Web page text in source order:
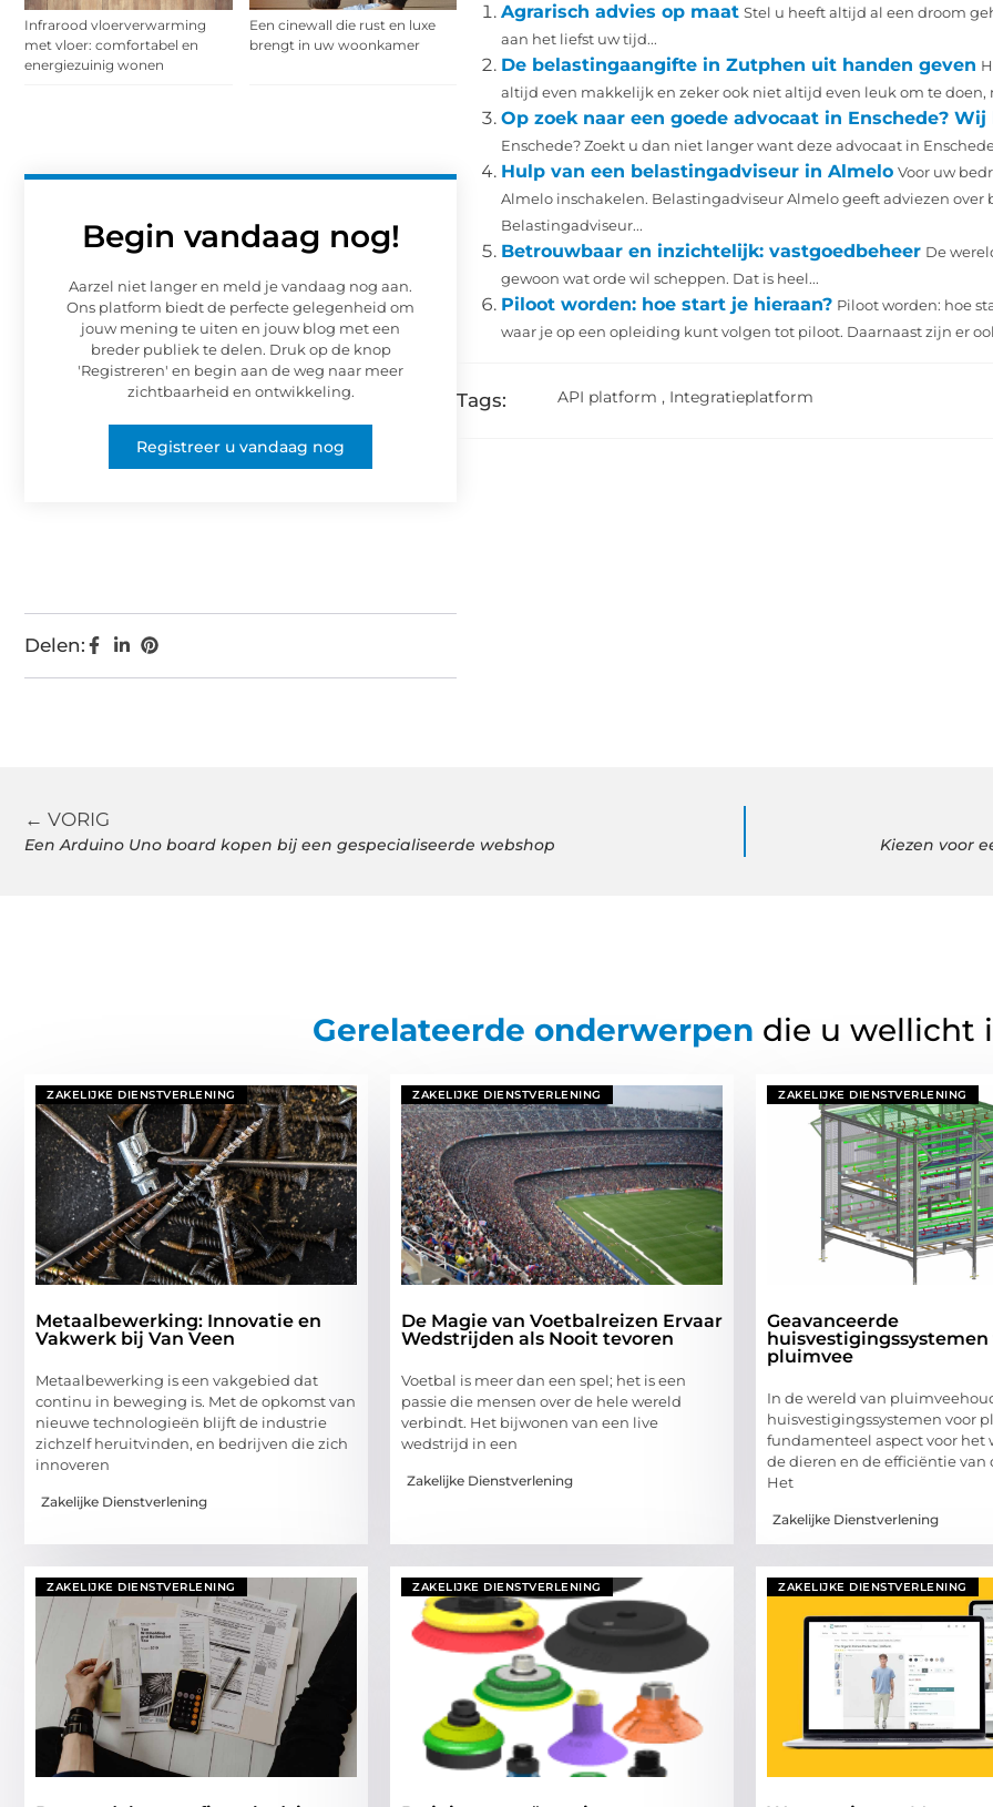
Infrarood vloerverwarming
met vloer: comfortabel en
energiezuinig wonen
Een cinewall die rust en luxe
brengt in uw woonkamer
Begin vandaag nog!
Aarzel niet langer en meld je vandaag nog aan.
Ons platform biedt de perfecte gelegenheid om
jouw mening te uiten en jouw blog met een
breder publiek te delen. Druk op de knop
'Registreren' en begin aan de weg naar meer
zichtbaarheid en ontwikkeling.
Registreer u vandaag nog
Delen:
Agrarisch advies op maat Stel u heeft altijd al een droom
aan het liefst uw tijd...
De belastingaangifte in Zutphen uit handen geven
altijd even makkelijk en zeker ook niet altijd even leuk om te doen,
Op zoek naar een goede advocaat in Enschede?
Enschede? Zoekt u dan niet langer want deze advocaat in
Hulp van een belastingadviseur in Almelo Voor uw
Almelo inschakelen. Belastingadviseur Almelo geeft adviezen
Belastingadviseur...
Betrouwbaar en inzichtelijk: vastgoedbeheer De
gewoon wat orde wil scheppen. Dat is heel...
Piloot worden: hoe start je hieraan? Piloot worden: hoe
waar je op een opleiding kunt volgen tot piloot. Daarnaast zijn er
Tags: API platform , Integratieplatform
← VORIG
Een Arduino Uno board kopen bij een gespecialiseerde webshop Kiezen voor
Gerelateerde onderwerpen die u wellicht
ZAKELIJKE DIENSTVERLENING
Metaalbewerking: Innovatie en
Vakwerk bij Van Veen
Metaalbewerking is een vakgebied dat
continu in beweging is. Met de opkomst van
nieuwe technologieën blijft de industrie
zichzelf heruitvinden, en bedrijven die zich
innoveren
Zakelijke Dienstverlening
ZAKELIJKE DIENSTVERLENING
De Magie van Voetbalreizen Ervaar
Wedstrijden als Nooit tevoren
Voetbal is meer dan een spel; het is een
passie die mensen over de hele wereld
verbindt. Het bijwonen van een live
wedstrijd in een
Zakelijke Dienstverlening
ZAKELIJKE DIENSTVERLENING
Geavanceerde
huisvestigingssystemen
pluimvee
In de wereld van
huisvestigingssystemen voor
fundamenteel aspect voor het
de dieren en de efficiëntie van
Het
Zakelijke Dienstverlening
ZAKELIJKE DIENSTVERLENING ZAKELIJKE DIENSTVERLENING ZAKELIJKE DIENSTVERLENING